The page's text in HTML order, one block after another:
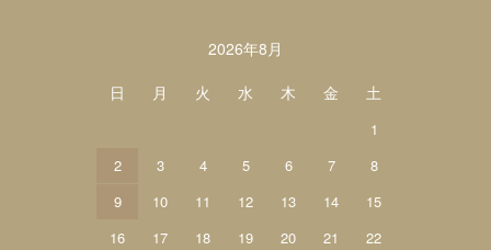
2026年8月
日
月 火 水 木 金 土
1
2
3 4 5 6 7
8
9
10 11 12 13 14
15
16
17 18 19 20 21
22